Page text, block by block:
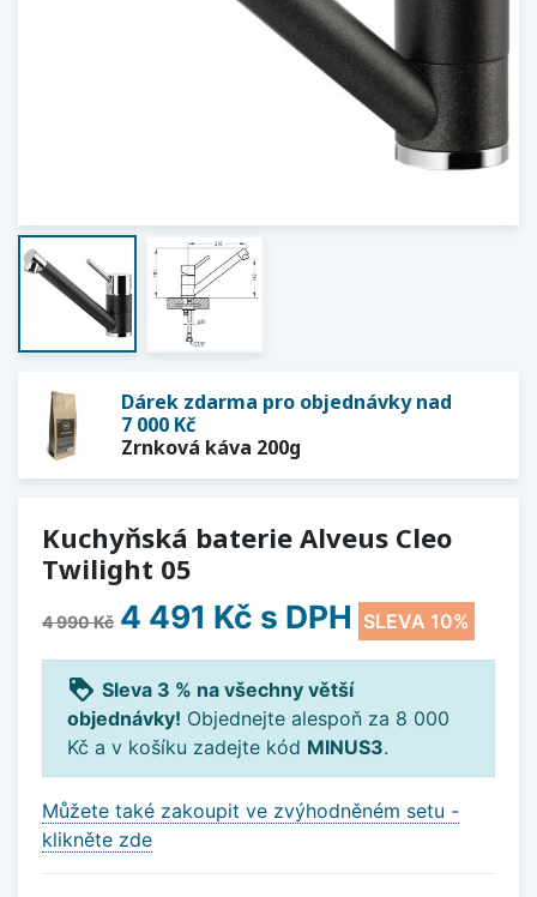
Dárek zdarma pro objednávky nad
7 000 Kč
Zrnková káva 200g
Kuchyňská baterie Alveus Cleo
Twilight 05
4 990 Kč 4 491 Kč s DPH SLEVA 10%
loyalty Sleva 3 % na všechny větší
objednávky! Objednejte alespoň za 8 000
Kč a v košíku zadejte kód MINUS3.
Můžete také zakoupit ve zvýhodněném setu -
klikněte zde